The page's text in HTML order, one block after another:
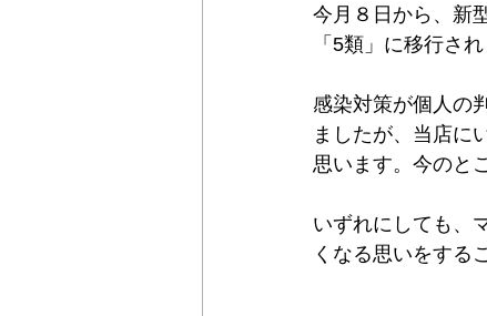
今月８日から、新
「5類」に移行され
感染対策が個人の
ましたが、当店に
思います。今のと
いずれにしても、
くなる思いをする